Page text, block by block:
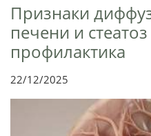
Признаки
печени и
профилактика
22/12/2025